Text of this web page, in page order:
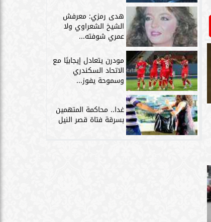
هدى رمزي: معرفش
الشيخ الشعراوي ولا
عمري شوفته...
مودرن يتعادل إيجابيًا مع
الاتحاد السكندري
وسموحة يفوز...
غدا.. محاكمة المتهمين
بسرقة فتاة قصر النيل